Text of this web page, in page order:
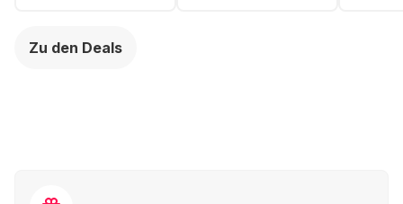
Zu den Deals